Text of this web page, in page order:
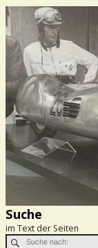
Suche
im Text der Seiten